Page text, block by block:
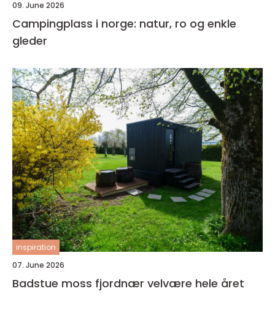
09. June 2026
Campingplass i norge: natur, ro og enkle
gleder
inspiration
07. June 2026
Badstue moss fjordnær velvære hele året